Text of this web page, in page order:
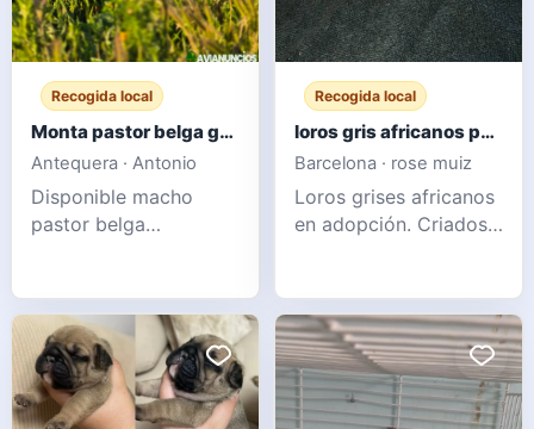
Recogida local
Monta pastor belga groenendael
Antequera · Antonio
Disponible macho
pastor belga
morfología, carácter y
salud. 3 años de edad.
Mensaje para más
información.
WhatsApp 6
Recogida local
loros gris africanos para adopcion
Barcelona · rose muiz
Loros grises africanos
en adopción. Criados
vacunados y en
cuarentena. Tienen 6
meses y un excelente
vínculo con sus
dueños. Por motivos